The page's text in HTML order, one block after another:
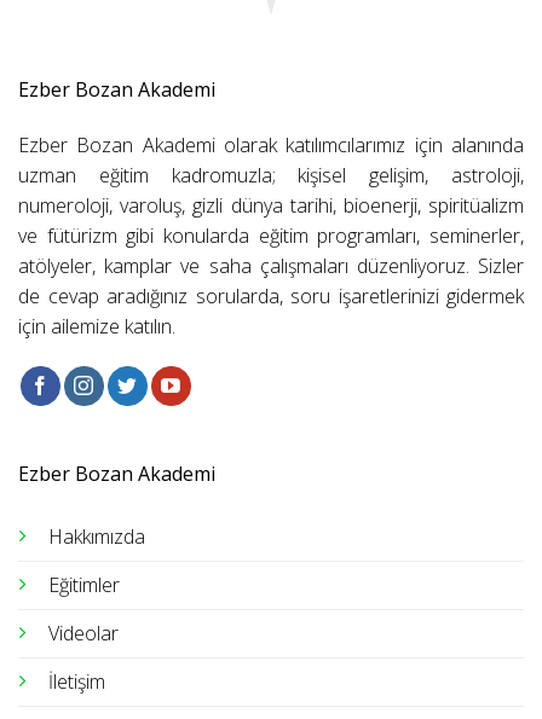
Ezber Bozan Akademi
Ezber Bozan Akademi olarak katılımcılarımız için alanında
uzman eğitim kadromuzla; kişisel gelişim, astroloji,
numeroloji, varoluş, gizli dünya tarihi, bioenerji, spiritüalizm
ve fütürizm gibi konularda eğitim programları, seminerler,
atölyeler, kamplar ve saha çalışmaları düzenliyoruz. Sizler
de cevap aradığınız sorularda, soru işaretlerinizi gidermek
için ailemize katılın.
Ezber Bozan Akademi
Hakkımızda
Eğitimler
Videolar
İletişim